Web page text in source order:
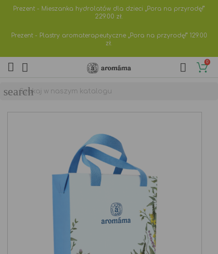
Prezent - Mieszanka hydrolatów dla dzieci „Pora na przyrodę!”
229.00 zł.
Prezent - Plastry aromaterapeutyczne „Pora na przyrodę!” 129.00
zł.
  0

search